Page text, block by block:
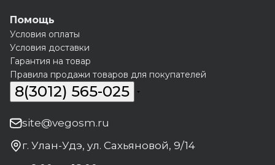
Помощь
Условия оплаты
Условия доставки
Гарантия на товар
Правила продажи товаров для покупателей
8(3012) 565-025
site@vegosm.ru
г. Улан-Удэ, ул. Сахьяновой, 9/14